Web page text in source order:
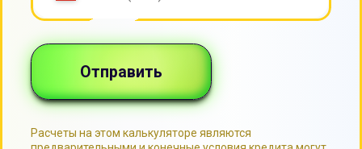
Посмотрите видео,
как проехать в наш офис